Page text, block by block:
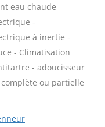
eau chaude
-
à inertie -
- Climatisation
- adoucisseur
ou partielle